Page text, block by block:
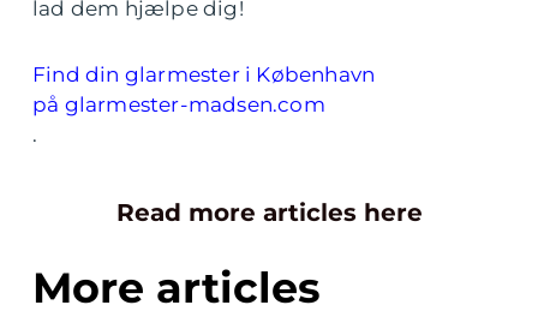
lad dem hjælpe dig!
Find din glarmester i København
på glarmester-madsen.com
.
Read more articles here
More articles